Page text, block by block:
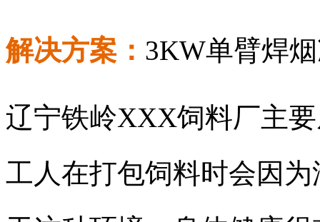
解决方案： 3KW单臂焊
辽宁铁岭XXX饲料厂主
工人在打包饲料时会因